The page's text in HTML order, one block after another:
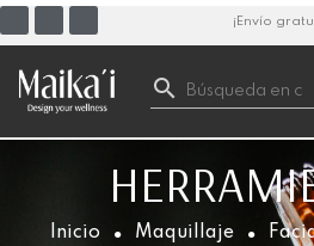
¡Envío

Inicio Maquillaje